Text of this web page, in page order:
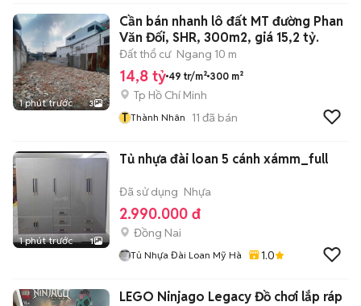
1 phút trước 3
Cần bán nhanh lô đất MT đường Phan
Văn Đối, SHR, 300m2, giá 15,2 tỷ.
Đất thổ cư Ngang 10 m
14,8 tỷ 49 tr/m² 300 m²
Tp Hồ Chí Minh
T Thành Nhân 11 đã bán
1 phút trước 1
Tủ nhựa đài loan 5 cánh xámm_full
Đã sử dụng Nhựa
2.990.000 đ
Đồng Nai
Tủ Nhựa Đài Loan Mỹ Hà 1.0
LEGO Ninjago Legacy Đồ chơi lắp ráp